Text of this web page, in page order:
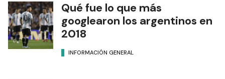
Qué fue lo que más
googlearon los argentinos en
2018
INFORMACIÓN GENERAL